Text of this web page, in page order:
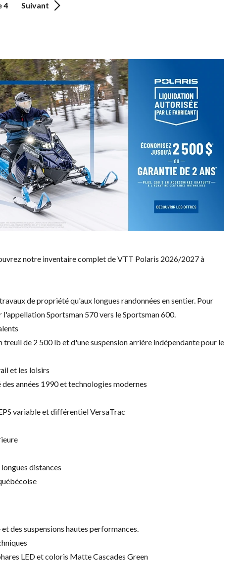
4 Suivant
notre inventaire complet de VTT Polaris 2026/2027 à
de propriété qu'aux longues randonnées en sentier. Pour
Sportsman 570 vers le Sportsman 600.
de 2 500 lb et d'une suspension arrière indépendante pour le
et les loisirs
années 1990 et technologies modernes
variable et différentiel VersaTrac
distances
des suspensions hautes performances.
LED et coloris Matte Cascades Green